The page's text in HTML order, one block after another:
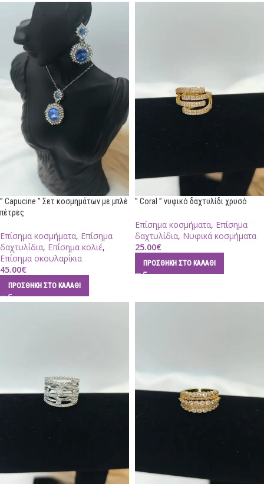
” Capucine ” Σετ κοσμημάτων με μπλέ
πέτρες
Επίσημα κοσμήματα, Επίσημα
δαχτυλίδια, Επίσημα κολιέ,
Επίσημα σκουλαρίκια
45.00€
ΠΡΟΣΘΉΚΗ ΣΤΟ ΚΑΛΆΘΙ
” Coral ” νυφικό δαχτυλίδι χρυσό
Επίσημα κοσμήματα, Επίσημα
δαχτυλίδια, Νυφικά κοσμήματα
25.00€
ΠΡΟΣΘΉΚΗ ΣΤΟ ΚΑΛΆΘΙ